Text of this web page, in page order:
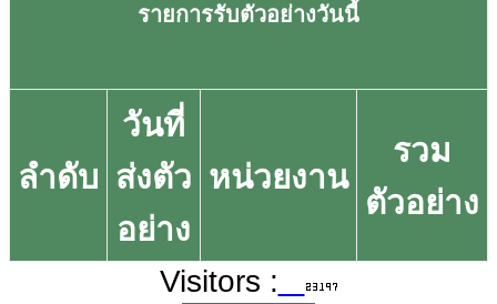
รายการรับตัวอย่างวันนี้
ลำดับ
วันที่
ส่งตัว
อย่าง
หน่วยงาน
รวม
ตัวอย่าง
Visitors :